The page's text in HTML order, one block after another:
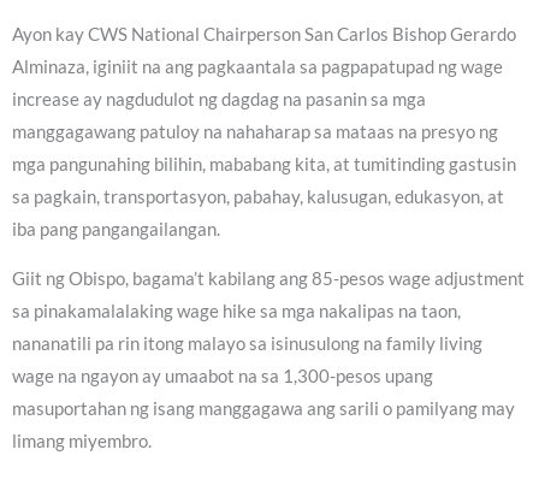
Ayon kay CWS National Chairperson San Carlos Bishop Gerardo
Alminaza, iginiit na ang pagkaantala sa pagpapatupad ng wage
increase ay nagdudulot ng dagdag na pasanin sa mga
manggagawang patuloy na nahaharap sa mataas na presyo ng
mga pangunahing bilihin, mababang kita, at tumitinding gastusin
sa pagkain, transportasyon, pabahay, kalusugan, edukasyon, at
iba pang pangangailangan.
Giit ng Obispo, bagama’t kabilang ang 85-pesos wage adjustment
sa pinakamalalaking wage hike sa mga nakalipas na taon,
nananatili pa rin itong malayo sa isinusulong na family living
wage na ngayon ay umaabot na sa 1,300-pesos upang
masuportahan ng isang manggagawa ang sarili o pamilyang may
limang miyembro.